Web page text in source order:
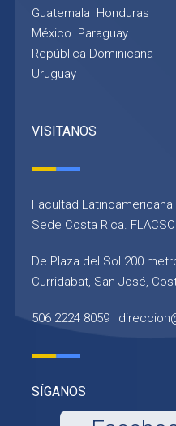
Guatemala Honduras
México Paraguay
República Dominicana
Uruguay
VISITANOS
Facultad
Sede Costa Rica.
De Plaza del Sol 200
Curridabat, San José,
506 2224 8059 |
SÍGANOS